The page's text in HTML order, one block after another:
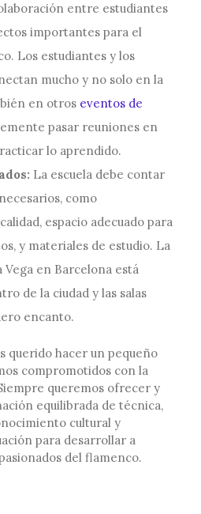
entre estudiantes
importantes para el
Los estudiantes y los
mucho y no solo en la
en otros eventos de
pasar reuniones en
lo aprendido.
La escuela debe contar
como
espacio adecuado para
y materiales de estudio. La
Vega en Barcelona está
de la ciudad y las salas
encanto.
querido hacer un pequeño
compromotidos con la
queremos ofrecer y
equilibrada de técnica,
cultural y
para desarrollar a
del flamenco.